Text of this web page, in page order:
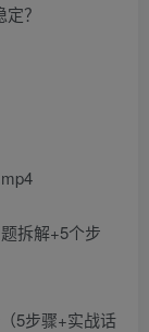
？
拆解+5个步
5步骤+实战话